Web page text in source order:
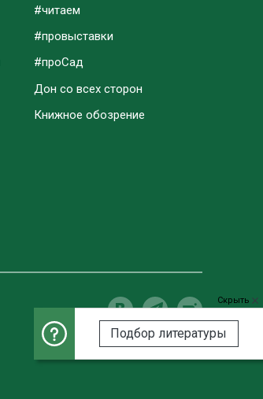
Скрыть
Подбор литературы
#читаем
#провыставки
#проСад
Дон со всех сторон
Книжное обозрение
Разработка сайта